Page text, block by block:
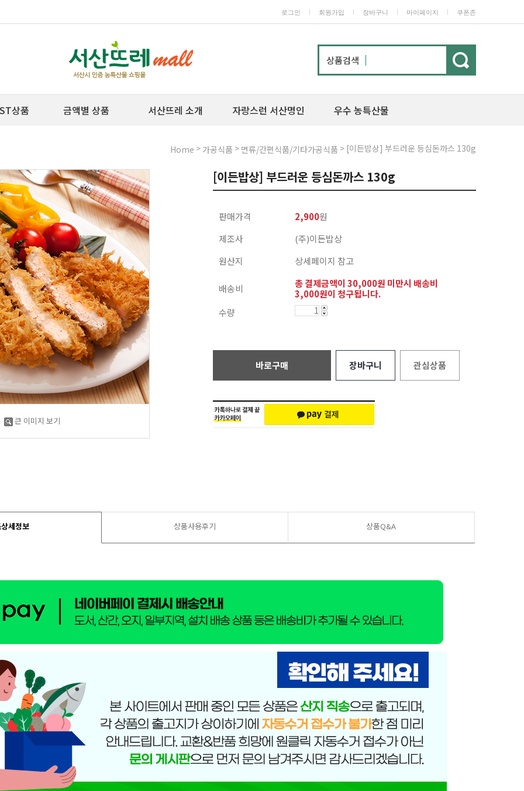
로그인 회원가입 장바구니 마이페이지 쿠폰존
상품검색
상품 금액별 상품 서산뜨레 소개 자랑스런 서산명인 우수 농특산물
Home > 가공식품 > 면류/간편식품/기타가공식품 > [이든밥상] 부드러운 등심돈까스 130g
큰 이미지 보기
[이든밥상] 부드러운 등심돈까스 130g
판매가격 2,900원
제조사
(주)이든밥상
원산지
상세페이지 참고
배송비
총 결제금액이 30,000원 미만시 배송비
3,000원이 청구됩니다.
수량
바로구매 장바구니 관심상품
세정보 상품사용후기 상품Q&A